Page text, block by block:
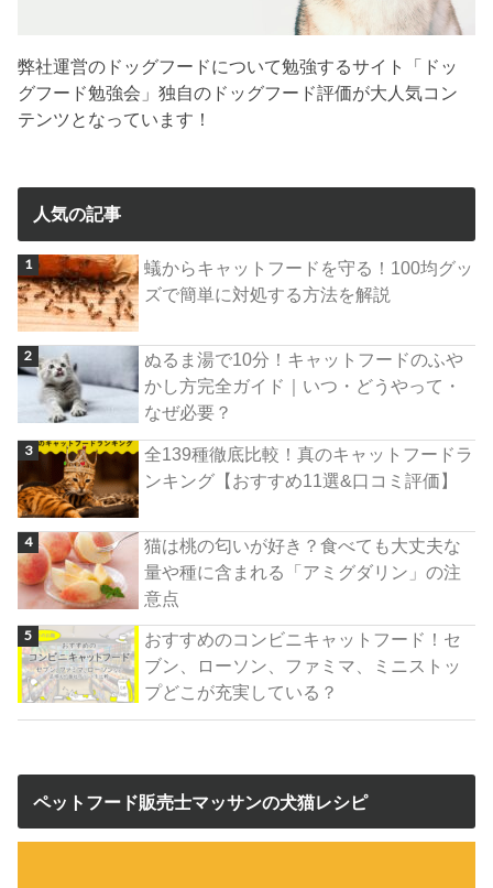
弊社運営のドッグフードについて勉強するサイト「ドッ
グフード勉強会」独自のドッグフード評価が大人気コン
テンツとなっています！
人気の記事
蟻からキャットフードを守る！100均グッ
ズで簡単に対処する方法を解説
ぬるま湯で10分！キャットフードのふや
かし方完全ガイド｜いつ・どうやって・
なぜ必要？
全139種徹底比較！真のキャットフードラ
ンキング【おすすめ11選&口コミ評価】
猫は桃の匂いが好き？食べても大丈夫な
量や種に含まれる「アミグダリン」の注
意点
おすすめのコンビニキャットフード！セ
ブン、ローソン、ファミマ、ミニストッ
プどこが充実している？
ペットフード販売士マッサンの犬猫レシピ